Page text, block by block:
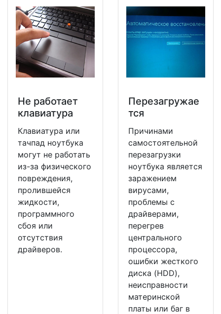
Не работает
клавиатура
Клавиатура или
тачпад ноутбука
могут не работать
из-за физического
повреждения,
пролившейся
жидкости,
программного
сбоя или
отсутствия
драйверов.
Перезагружае
тся
Причинами
самостоятельной
перезагрузки
ноутбука является
заражением
вирусами,
проблемы с
драйверами,
перегрев
центрального
процессора,
ошибки жесткого
диска (HDD),
неисправности
материнской
платы или баг в